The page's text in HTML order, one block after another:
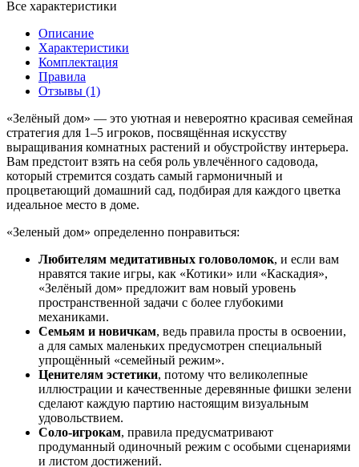
Все характеристики
Описание
Характеристики
Комплектация
Правила
Отзывы (1)
«Зелёный дом» — это уютная и невероятно красивая семейная
стратегия для 1–5 игроков, посвящённая искусству
выращивания комнатных растений и обустройству интерьера.
Вам предстоит взять на себя роль увлечённого садовода,
который стремится создать самый гармоничный и
процветающий домашний сад, подбирая для каждого цветка
идеальное место в доме.
«Зеленый дом» определенно понравиться:
Любителям медитативных головоломок, и если вам
нравятся такие игры, как «Котики» или «Каскадия»,
«Зелёный дом» предложит вам новый уровень
пространственной задачи с более глубокими
механиками.
Семьям и новичкам, ведь правила просты в освоении,
а для самых маленьких предусмотрен специальный
упрощённый «семейный режим».
Ценителям эстетики, потому что великолепные
иллюстрации и качественные деревянные фишки зелени
сделают каждую партию настоящим визуальным
удовольствием.
Соло-игрокам, правила предусматривают
продуманный одиночный режим с особыми сценариями
и листом достижений.